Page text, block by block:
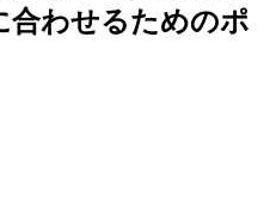
合わせるためのポ